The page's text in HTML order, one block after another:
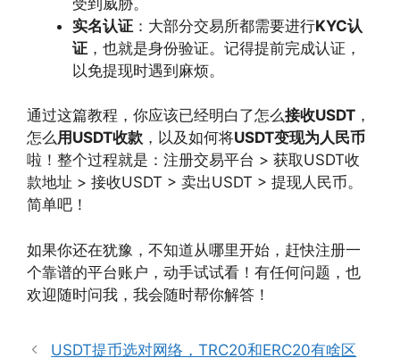
实名认证 ：大部分交易所都需要进行KYC认
证 ，也就是身份验证。记得提前完成认证，
以免提现时遇到麻烦。
通过这篇教程，你应该已经明白了怎么接收USDT ，
怎么用USDT收款 ，以及如何将USDT变现为人民币
啦！整个过程就是：注册交易平台 > 获取USDT收
款地址 > 接收USDT > 卖出USDT > 提现人民币。
简单吧！
如果你还在犹豫，不知道从哪里开始，赶快注册一
个靠谱的平台账户，动手试试看！有任何问题，也
欢迎随时问我，我会随时帮你解答！
USDT提币选对网络，TRC20和ERC20有啥区